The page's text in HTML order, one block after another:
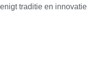
traditie en innovatie